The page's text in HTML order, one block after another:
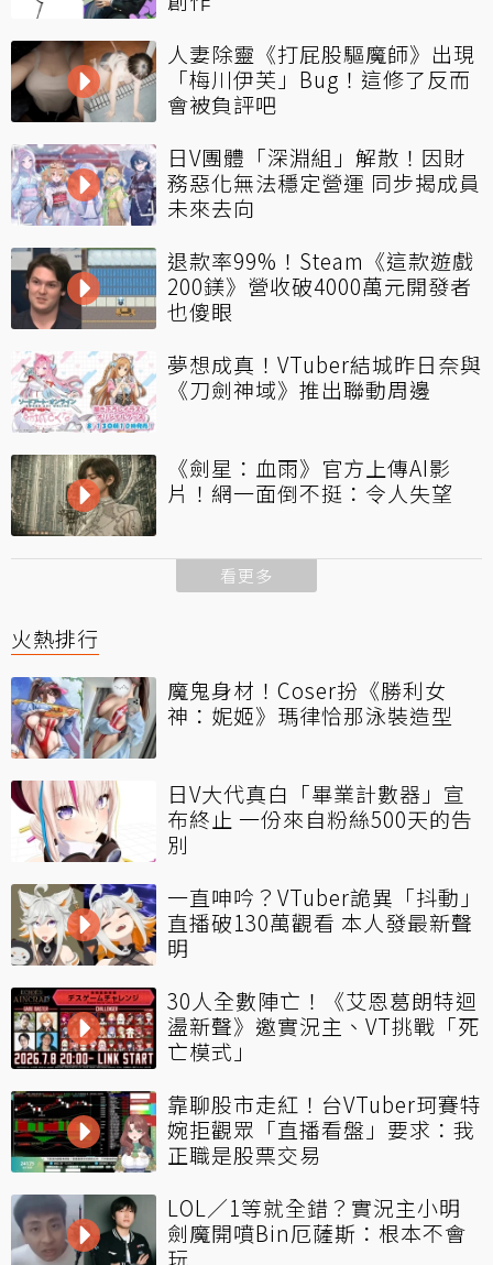
人妻除靈《打屁股驅魔師》出現
「梅川伊芙」Bug！這修了反而
會被負評吧
日V團體「深淵組」解散！因財
務惡化無法穩定營運 同步揭成員
未來去向
退款率99%！Steam《這款遊戲
200鎂》營收破4000萬元開發者
也傻眼
夢想成真！VTuber結城昨日奈與
《刀劍神域》推出聯動周邊
《劍星：血雨》官方上傳AI影
片！網一面倒不挺：令人失望
看更多
火熱排行
魔鬼身材！Coser扮《勝利女
神：妮姬》瑪律恰那泳裝造型
日V大代真白「畢業計數器」宣
布終止 一份來自粉絲500天的告
別
一直呻吟？VTuber詭異「抖動」
直播破130萬觀看 本人發最新聲
明
30人全數陣亡！《艾恩葛朗特迴
盪新聲》邀實況主、VT挑戰「死
亡模式」
靠聊股市走紅！台VTuber珂賽特
婉拒觀眾「直播看盤」要求：我
正職是股票交易
LOL／1等就全錯？實況主小明
劍魔開噴Bin厄薩斯：根本不會
玩